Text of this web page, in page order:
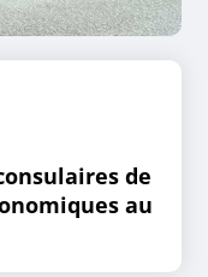
de
au